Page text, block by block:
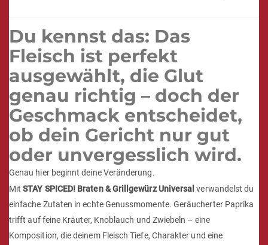
Du kennst das: Das
Fleisch ist perfekt
ausgewählt, die Glut
genau richtig – doch der
Geschmack entscheidet,
ob dein Gericht nur gut
oder unvergesslich wird.
Genau hier beginnt deine Veränderung.
MitSTAY SPICED! Braten & Grillgewürz Universal verwandelst du
einfache Zutaten in echte Genussmomente. Geräucherter Paprika
trifft auf feine Kräuter, Knoblauch und Zwiebeln – eine
Komposition, die deinem Fleisch Tiefe, Charakter und eine